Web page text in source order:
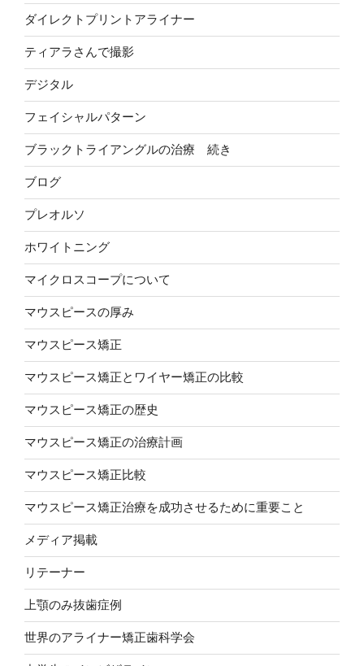
ダイレクトプリントアライナー
ティアラさんで撮影
デジタル
フェイシャルパターン
ブラックトライアングルの治療 続き
ブログ
プレオルソ
ホワイトニング
マイクロスコープについて
マウスピースの厚み
マウスピース矯正
マウスピース矯正とワイヤー矯正の比較
マウスピース矯正の歴史
マウスピース矯正の治療計画
マウスピース矯正比較
マウスピース矯正治療を成功させるために重要こと
メディア掲載
リテーナー
上顎のみ抜歯症例
世界のアライナー矯正歯科学会